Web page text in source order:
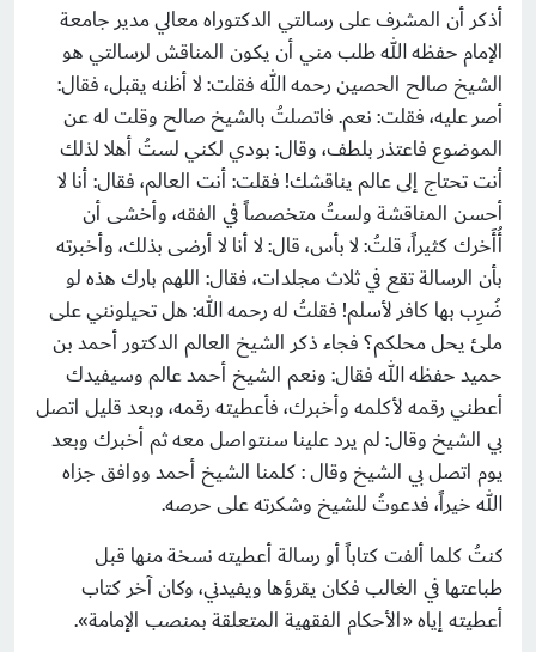
أذكر أن المشرف على رسالتي الدكتوراه معالي مدير جامعة
الإمام حفظه الله طلب مني أن يكون المناقش لرسالتي هو
الشيخ صالح الحصين رحمه الله فقلت: لا أظنه يقبل، فقال:
أصر عليه، فقلت: نعم. فاتصلتُ بالشيخ صالح وقلت له عن
الموضوع فاعتذر بلطف، وقال: بودي لكني لستُ أهلا لذلك
أنت تحتاج إلى عالم يناقشك! فقلت: أنت العالم، فقال: أنا لا
أحسن المناقشة ولستُ متخصصاً في الفقه، وأخشى أن
أُأَخرك كثيراً، قلتُ: لا بأس، قال: لا أنا لا أرضى بذلك، وأخبرته
بأن الرسالة تقع في ثلاث مجلدات، فقال: اللهم بارك هذه لو
ضُرِب بها كافر لأسلم! فقلتُ له رحمه الله: هل تحيلونني على
ملئ يحل محلكم؟ فجاء ذكر الشيخ العالم الدكتور أحمد بن
حميد حفظه الله فقال: ونعم الشيخ أحمد عالم وسيفيدك
أعطني رقمه لأكلمه وأخبرك، فأعطيته رقمه، وبعد قليل اتصل
بي الشيخ وقال: لم يرد علينا سنتواصل معه ثم أخبرك وبعد
يوم اتصل بي الشيخ وقال : كلمنا الشيخ أحمد ووافق جزاه
الله خيراً، فدعوتُ للشيخ وشكرته على حرصه.
كنتُ كلما ألفت كتاباً أو رسالة أعطيته نسخة منها قبل
طباعتها في الغالب فكان يقرؤها ويفيدني، وكان آخر كتاب
أعطيته إياه «الأحكام الفقهية المتعلقة بمنصب الإمامة».